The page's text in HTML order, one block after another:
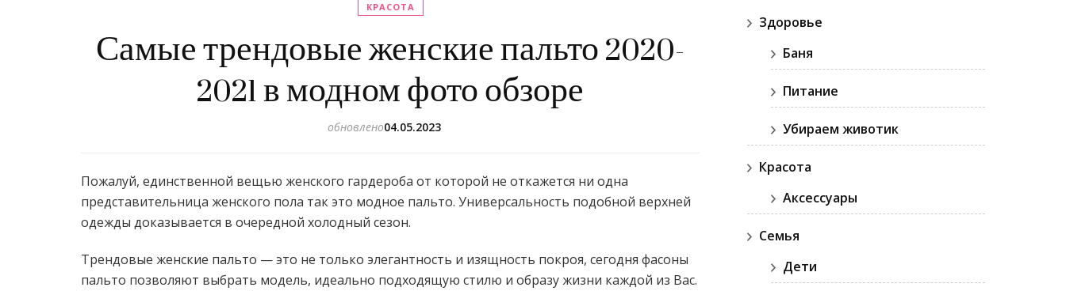
КРАСОТА
Самые трендовые женские пальто 2020-
2021 в модном фото обзоре
обновлено04.05.2023
Пожалуй, единственной вещью женского гардероба от которой не откажется ни одна
представительница женского пола так это модное пальто. Универсальность подобной верхней
одежды доказывается в очередной холодный сезон.
Трендовые женские пальто — это не только элегантность и изящность покроя, сегодня фасоны
пальто позволяют выбрать модель, идеально подходящую стилю и образу жизни каждой из Вас.
Здоровье
Баня
Питание
Убираем животик
Красота
Аксессуары
Семья
Дети